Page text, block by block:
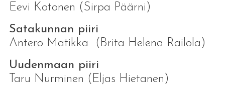
Eevi Kotonen (Sirpa Päärni)
Satakunnan piiri
Antero Matikka (Brita-Helena Railola)
Uudenmaan piiri
Taru Nurminen (Eljas Hietanen)